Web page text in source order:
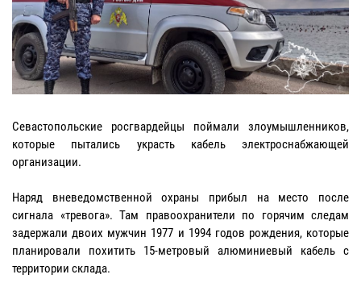
Севастопольские росгвардейцы поймали злоумышленников,
которые пытались украсть кабель электроснабжающей
организации.
Наряд вневедомственной охраны прибыл на место после
сигнала «тревога». Там правоохранители по горячим следам
задержали двоих мужчин 1977 и 1994 годов рождения, которые
планировали похитить 15-метровый алюминиевый кабель с
территории склада.